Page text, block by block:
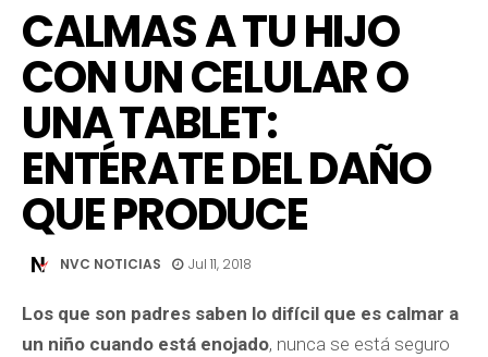
CALMAS A TU HIJO
CON UN CELULAR O
UNA TABLET:
ENTÉRATE DEL DAÑO
QUE PRODUCE
NVC NOTICIAS Jul 11, 2018
Los que son padres saben lo difícil que es calmar a
un niño cuando está enojado, nunca se está seguro